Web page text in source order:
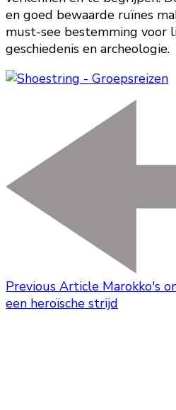
en goed bewaarde ruïnes
must-see bestemming voor
geschiedenis en archeologie.
Previous Article Marokko's
een heroïsche strijd